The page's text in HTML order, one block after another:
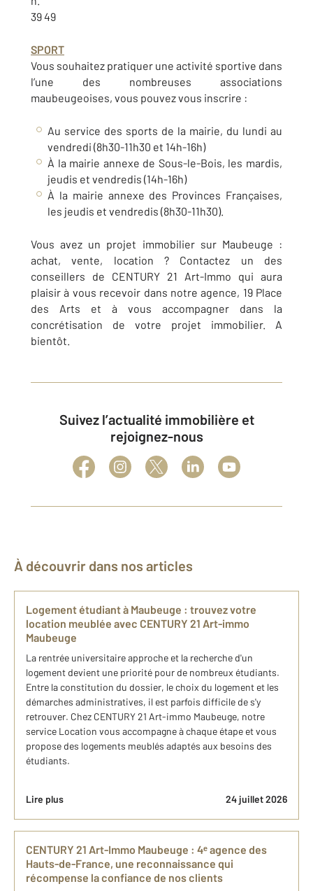
39 49
SPORT
Vous souhaitez pratiquer une activité sportive dans
l’une des nombreuses associations
maubeugeoises, vous pouvez vous inscrire :
Au service des sports de la mairie, du lundi au
vendredi (8h30-11h30 et 14h-16h)
À la mairie annexe de Sous-le-Bois, les mardis,
jeudis et vendredis (14h-16h)
À la mairie annexe des Provinces Françaises,
les jeudis et vendredis (8h30-11h30).
Vous avez un projet immobilier sur Maubeuge :
achat, vente, location ? Contactez un des
conseillers de CENTURY 21 Art-Immo qui aura
plaisir à vous recevoir dans notre agence, 19 Place
des Arts et à vous accompagner dans la
concrétisation de votre projet immobilier. A
bientôt.
Suivez l’actualité immobilière et
rejoignez-nous
À découvrir dans nos articles
Logement étudiant à Maubeuge : trouvez votre
location meublée avec CENTURY 21 Art-immo
Maubeuge
La rentrée universitaire approche et la recherche d'un
logement devient une priorité pour de nombreux étudiants.
Entre la constitution du dossier, le choix du logement et les
démarches administratives, il est parfois difficile de s'y
retrouver. Chez CENTURY 21 Art-immo Maubeuge, notre
service Location vous accompagne à chaque étape et vous
propose des logements meublés adaptés aux besoins des
étudiants.
Lire plus 24 juillet 2026
CENTURY 21 Art-Immo Maubeuge : 4ᵉ agence des
Hauts-de-France, une reconnaissance qui
récompense la confiance de nos clients